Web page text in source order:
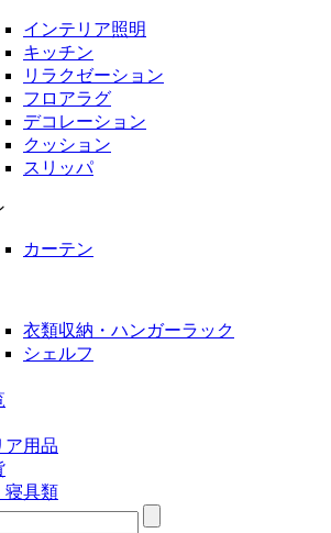
インテリア照明
キッチン
リラクゼーション
フロアラグ
デコレーション
クッション
スリッパ
カーテン
衣類収納・ハンガーラック
シェルフ
ア用品
寝具類